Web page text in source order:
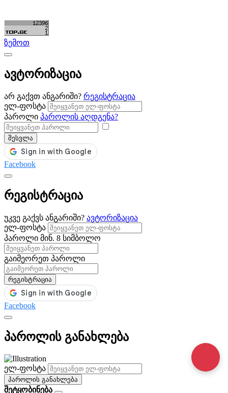
ზემოთ
ავტორიზაცია
არ გაქვთ ანგარიში? რეგისტრაცია
ელ-ფოსტა
პაროლი პაროლის აღდგენა?
შესვლა
Facebook
რეგისტრაცია
უკვე გაქვს ანგარიში? ავტორიზაცია
ელ-ფოსტა
პაროლი მინ. 8 სიმბოლო
გაიმეორეთ პაროლი
რეგისტრაცია
Facebook
პაროლის განახლება
ელ-ფოსტა
პაროლის განახლება
შეტყობინება